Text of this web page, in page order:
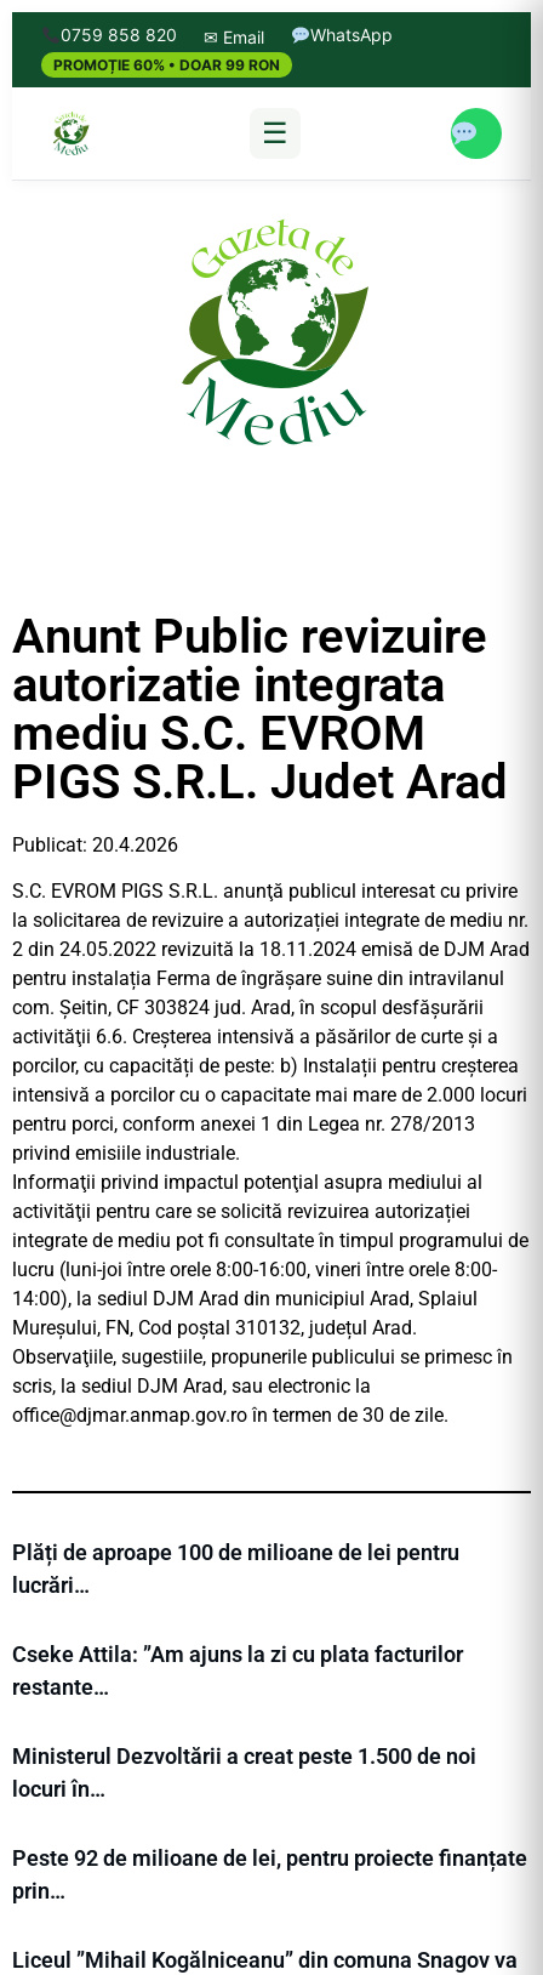
0759 858 820 ✉ Email WhatsApp
PROMOȚIE 60% • DOAR 99 RON
☰
Anunt Public revizuire
autorizatie integrata
mediu S.C. EVROM
PIGS S.R.L. Judet Arad
Publicat: 20.4.2026
S.C. EVROM PIGS S.R.L. anunţă publicul interesat cu privire
la solicitarea de revizuire a autorizației integrate de mediu nr.
2 din 24.05.2022 revizuită la 18.11.2024 emisă de DJM Arad
pentru instalația Ferma de îngrășare suine din intravilanul
com. Șeitin, CF 303824 jud. Arad, în scopul desfăşurării
activităţii 6.6. Creșterea intensivă a păsărilor de curte și a
porcilor, cu capacități de peste: b) Instalații pentru creșterea
intensivă a porcilor cu o capacitate mai mare de 2.000 locuri
pentru porci, conform anexei 1 din Legea nr. 278/2013
privind emisiile industriale.
Informaţii privind impactul potenţial asupra mediului al
activităţii pentru care se solicită revizuirea autorizației
integrate de mediu pot fi consultate în timpul programului de
lucru (luni-joi între orele 8:00-16:00, vineri între orele 8:00-
14:00), la sediul DJM Arad din municipiul Arad, Splaiul
Mureșului, FN, Cod poștal 310132, județul Arad.
Observaţiile, sugestiile, propunerile publicului se primesc în
scris, la sediul DJM Arad, sau electronic la
office@djmar.anmap.gov.roîn termen de 30 de zile.
Plăți de aproape 100 de milioane de lei pentru
lucrări…
Cseke Attila: ”Am ajuns la zi cu plata facturilor
restante…
Ministerul Dezvoltării a creat peste 1.500 de noi
locuri în…
Peste 92 de milioane de lei, pentru proiecte finanțate
prin…
Liceul ”Mihail Kogălniceanu” din comuna Snagov va